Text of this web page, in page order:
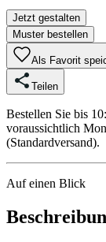
Jetzt gestalten
Muster bestellen
Als Favorit
Teilen
Bestellen Sie bis
voraussichtlich
(Standardversand).
Auf einen Blick